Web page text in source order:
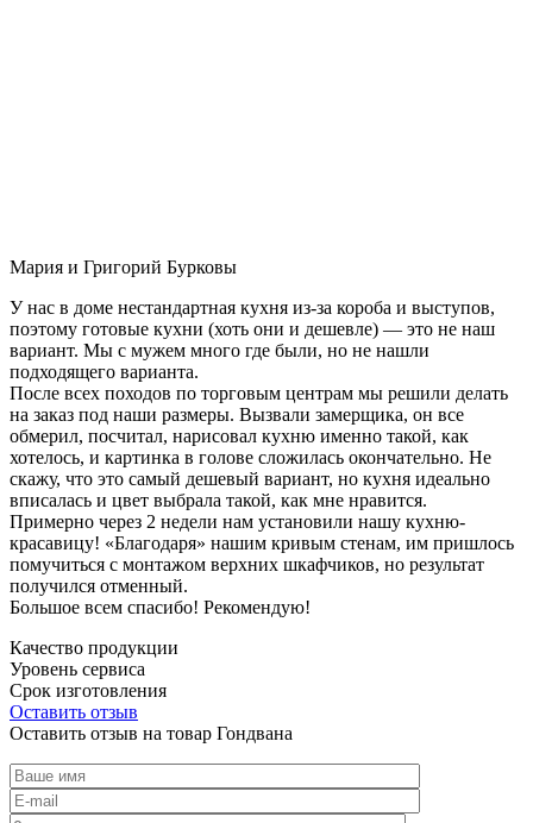
Мария и Григорий Бурковы
У нас в доме нестандартная кухня из-за короба и выступов,
поэтому готовые кухни (хоть они и дешевле) — это не наш
вариант. Мы с мужем много где были, но не нашли
подходящего варианта.
После всех походов по торговым центрам мы решили делать
на заказ под наши размеры. Вызвали замерщика, он все
обмерил, посчитал, нарисовал кухню именно такой, как
хотелось, и картинка в голове сложилась окончательно. Не
скажу, что это самый дешевый вариант, но кухня идеально
вписалась и цвет выбрала такой, как мне нравится.
Примерно через 2 недели нам установили нашу кухню-
красавицу! «Благодаря» нашим кривым стенам, им пришлось
помучиться с монтажом верхних шкафчиков, но результат
получился отменный.
Большое всем спасибо! Рекомендую!
Качество продукции
Уровень сервиса
Срок изготовления
Оставить отзыв
Оставить отзыв на товар Гондвана